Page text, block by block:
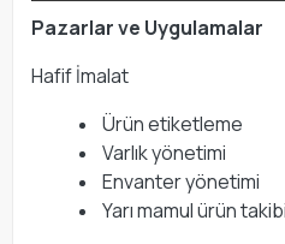
Pazarlar ve Uygulamalar
Hafif İmalat
Ürün etiketleme
Varlık yönetimi
Envanter yönetimi
Yarı mamul ürün takibi